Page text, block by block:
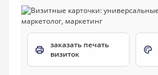
заказать печать
визиток